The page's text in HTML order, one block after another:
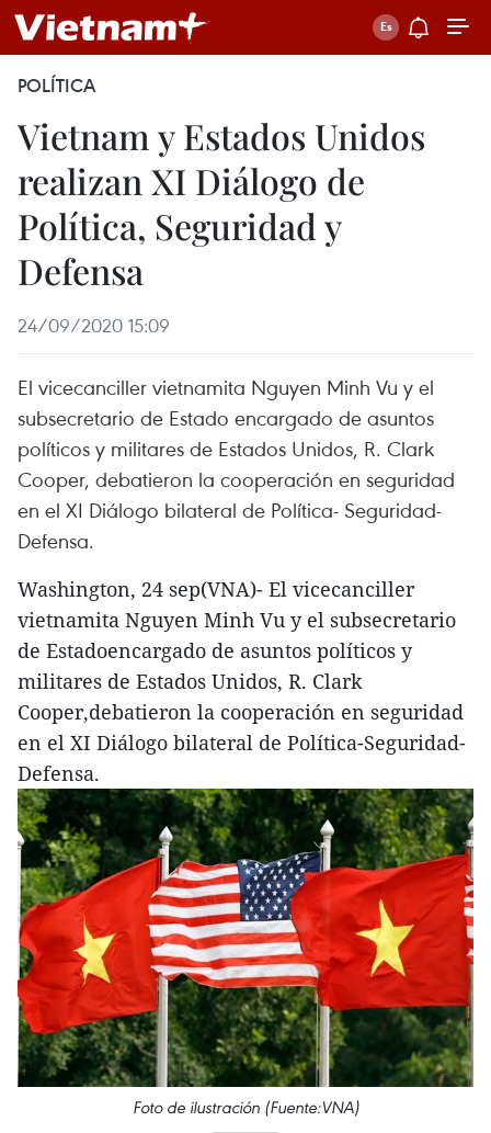
POLÍTICA
Vietnam y Estados Unidos
realizan XI Diálogo de
Política, Seguridad y
Defensa
24/09/2020 15:09
El vicecanciller vietnamita Nguyen Minh Vu y el
subsecretario de Estado encargado de asuntos
políticos y militares de Estados Unidos, R. Clark
Cooper, debatieron la cooperación en seguridad
en el XI Diálogo bilateral de Política- Seguridad-
Defensa.
Washington, 24 sep(VNA)- El vicecanciller
vietnamita Nguyen Minh Vu y el subsecretario
de Estadoencargado de asuntos políticos y
militares de Estados Unidos, R. Clark
Cooper,debatieron la cooperación en seguridad
en el XI Diálogo bilateral de Política-Seguridad-
Defensa.
Foto de ilustración (Fuente:VNA)